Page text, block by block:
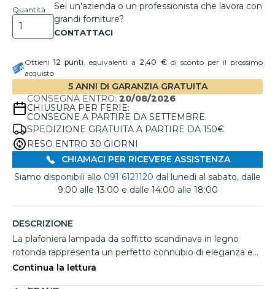
Quantità
Sei un'azienda o un professionista che lavora con
grandi forniture?
Ottieni12 punti, equivalenti a 2,40 €di sconto per il prossimo
acquisto
5 ANNI DI GARANZIA GRATUITA
CONSEGNA ENTRO: 20/08/2026
CHIUSURA PER FERIE:
CONSEGNE A PARTIRE DA SETTEMBRE.
SPEDIZIONE GRATUITA A PARTIRE DA 150€
RESO ENTRO 30 GIORNI
CHIAMACI PER RICEVERE ASSISTENZA
Siamo disponibili allo 091 6121120 dal lunedì al sabato, dalle
9:00 alle 13:00 e dalle 14:00 alle 18:00
DESCRIZIONE
La plafoniera lampada da soffitto scandinava in legno
rotonda rappresenta un perfetto connubio di eleganza e
funzionalità. Caratterizzata da una struttura in legno di
Continua la lettura